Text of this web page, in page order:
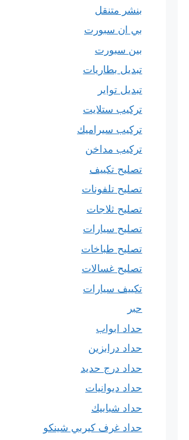
بنشر متنقل
بي ان سبورت
بين سبورت
تبديل بطاريات
تبديل تواير
تركيب ستلايت
تركيب سيراميك
تركيب مداخن
تصليح تكييف
تصليح تلفونات
تصليح ثلاجات
تصليح سيارات
تصليح طباخات
تصليح غسالات
تكييف سيارات
حبر
حداد ابواب
حداد درابزين
حداد درج حديد
حداد ديوانيات
حداد شبابيك
حداد غرف كيربي شينكو